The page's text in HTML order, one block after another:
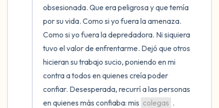
obsesionada. Que era peligrosa y que temía
por su vida. Como si yo fuera la amenaza.
Como si yo fuera la depredadora. Ni siquiera
tuvo el valor de enfrentarme. Dejó que otros
hicieran su trabajo sucio, poniendo en mi
contra a todos en quienes creía poder
confiar. Desesperada, recurrí a las personas
en quienes más confiaba: mis colegas .